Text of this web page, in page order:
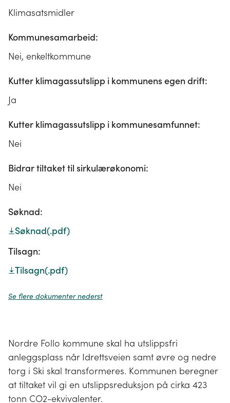
Klimasatsmidler
Kommunesamarbeid:
Nei, enkeltkommune
Kutter klimagassutslipp i kommunens egen drift:
Ja
Kutter klimagassutslipp i kommunesamfunnet:
Nei
Bidrar tiltaket til sirkulærøkonomi:
Nei
Søknad:
Søknad(.pdf)
Tilsagn:
Tilsagn(.pdf)
Se flere dokumenter nederst
Nordre Follo kommune skal ha utslippsfri
anleggsplass når Idrettsveien samt øvre og nedre
torg i Ski skal transformeres. Kommunen beregner
at tiltaket vil gi en utslippsreduksjon på cirka 423
tonn CO2-ekvivalenter.